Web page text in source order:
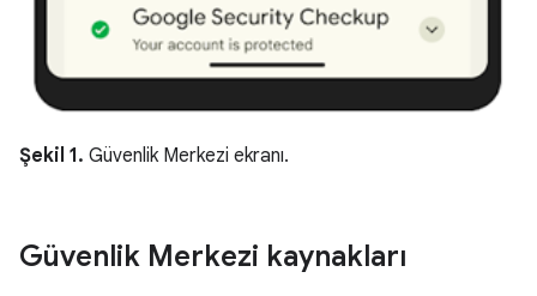
Şekil 1. Güvenlik Merkezi ekranı.
Güvenlik Merkezi kaynakları